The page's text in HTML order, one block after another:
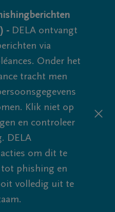
- DELA ontvangt
via
Onder het
tracht men
Klik niet op
en controleer
DELA
om dit te
phishing en
volledig uit te